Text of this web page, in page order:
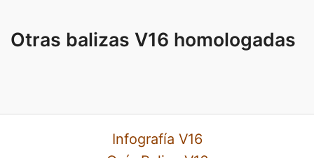
Otras balizas V16 homologadas
Infografía V16